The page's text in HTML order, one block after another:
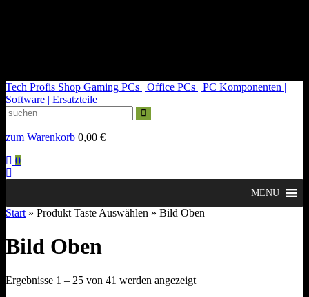
Tech Profis Shop Gaming PCs | Office PCs | PC Komponenten |
Software | Ersatzteile
zum Warenkorb 0,00 €
0
MENU
Start » Produkt Taste Auswählen » Bild Oben
Bild Oben
Ergebnisse 1 – 25 von 41 werden angezeigtNach